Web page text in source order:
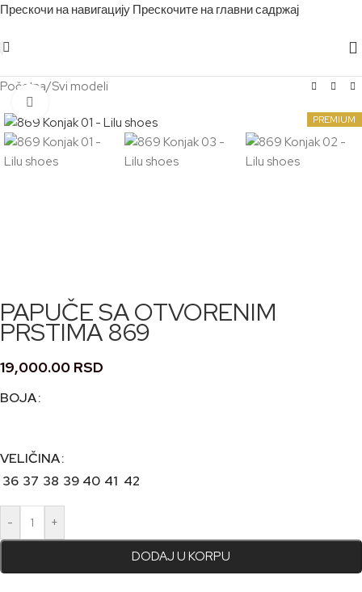
Прескочи на навигацију Прескочите на главни садржај
Početna/Svi modeli
PREMIUM
PAPUČE SA OTVORENIM
PRSTIMA 869
19,000.00 RSD
BOJA
VELIČINA
36 37 38 39 40 41 42
- +
DODAJ U KORPU